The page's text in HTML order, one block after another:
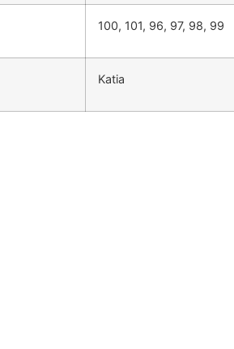
100, 101, 96, 97, 98, 99
Katia